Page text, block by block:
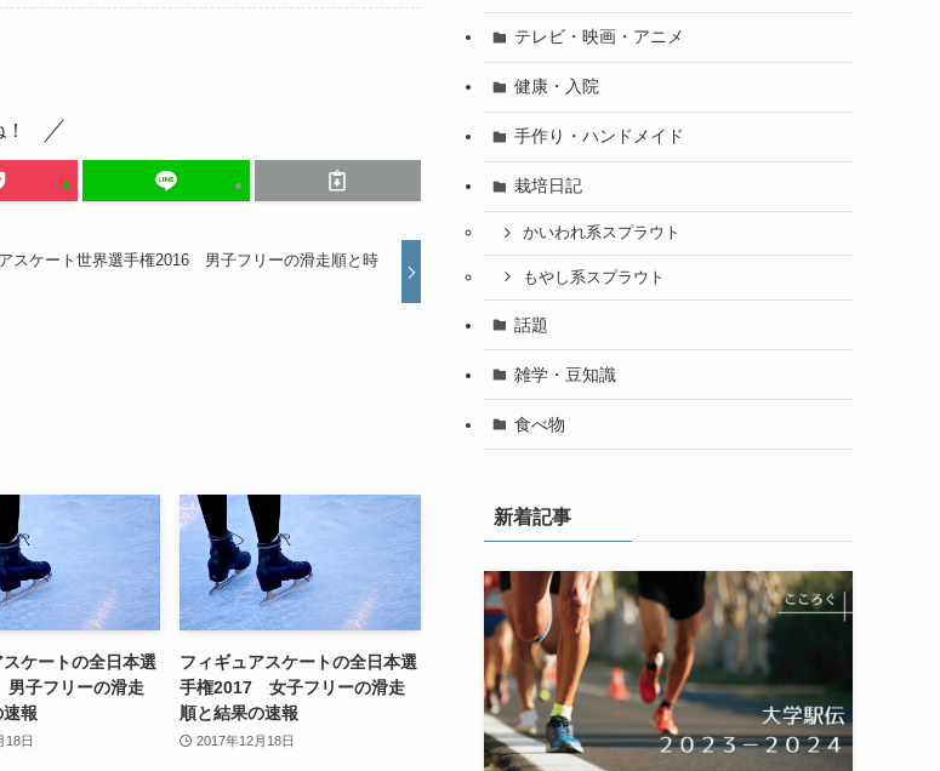
スケート世界選手権2016 男子フリーの滑走順と時
ケートの全日本選
子フリーの滑走
報
18日
フィギュアスケートの全日本選
手権2017 女子フリーの滑走
順と結果の速報
2017年12月18日
テレビ・映画・アニメ
健康・入院
手作り・ハンドメイド
栽培日記
かいわれ系スプラウト
もやし系スプラウト
話題
雑学・豆知識
食べ物
新着記事